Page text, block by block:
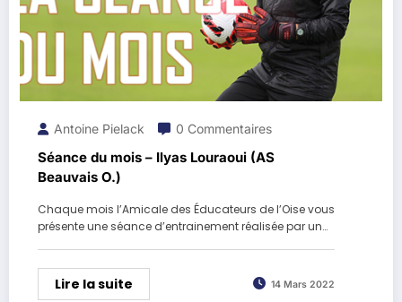
Antoine Pielack 0 Commentaires
Séance du mois – Ilyas Louraoui (AS
Beauvais O.)
Chaque mois l’Amicale des Éducateurs de l’Oise vous
présente une séance d’entrainement réalisée par un…
Lire la suite 14 Mars 2022